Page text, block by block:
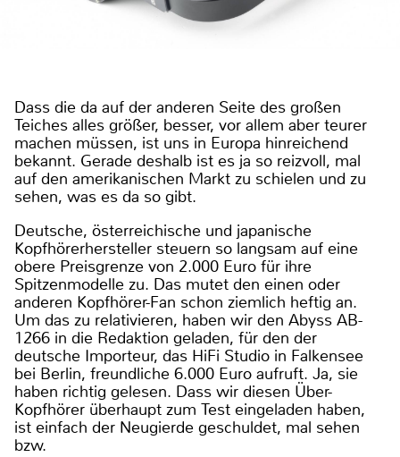
Dass die da auf der anderen Seite des großen
Teiches alles größer, besser, vor allem aber teurer
machen müssen, ist uns in Europa hinreichend
bekannt. Gerade deshalb ist es ja so reizvoll, mal
auf den amerikanischen Markt zu schielen und zu
sehen, was es da so gibt.
Deutsche, österreichische und japanische
Kopfhörerhersteller steuern so langsam auf eine
obere Preisgrenze von 2.000 Euro für ihre
Spitzenmodelle zu. Das mutet den einen oder
anderen Kopfhörer-Fan schon ziemlich heftig an.
Um das zu relativieren, haben wir den Abyss AB-
1266 in die Redaktion geladen, für den der
deutsche Importeur, das HiFi Studio in Falkensee
bei Berlin, freundliche 6.000 Euro aufruft. Ja, sie
haben richtig gelesen. Dass wir diesen Über-
Kopfhörer überhaupt zum Test eingeladen haben,
ist einfach der Neugierde geschuldet, mal sehen
bzw.